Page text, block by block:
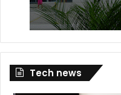
Tech news